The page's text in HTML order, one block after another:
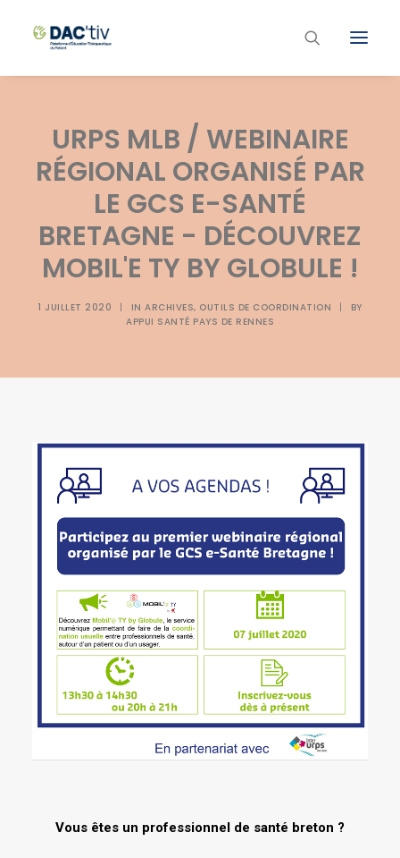
Plateforme ETP
Liste des programmes et actions
Les formations ETP
Contacts
URPS MLB / WEBINAIRE
RÉGIONAL ORGANISÉ PAR
LE GCS E-SANTÉ
BRETAGNE - DÉCOUVREZ
MOBIL'E TY BY GLOBULE !
1 JUILLET 2020 | INARCHIVES, OUTILS DE COORDINATION |
BY
APPUI SANTÉ PAYS DE RENNES
Vous êtes un professionnel de santé breton ?